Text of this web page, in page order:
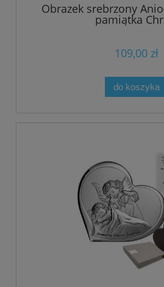
Obrazek srebrzony
pamiątka
109,00 zł
do koszyka